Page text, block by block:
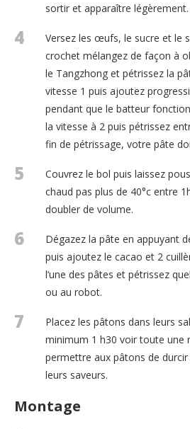
sortir et apparaître légèrement.
4
Versez les œufs, le sucre et le
crochet mélangez de façon à
le Tangzhong et pétrissez la
vitesse 1 puis ajoutez
pendant que le batteur
la vitesse à 2 puis pétrissez
fin de pétrissage, votre pâte
5
Couvrez le bol puis laissez
chaud pas plus de 40°c entre
doubler de volume.
6
Dégazez la pâte en appuyant
puis ajoutez le cacao et 2
l’une des pâtes et pétrissez
ou au robot.
7
Placez les pâtons dans leurs
minimum 1 h30 voir toute une
permettre aux pâtons de
leurs saveurs.
Montage